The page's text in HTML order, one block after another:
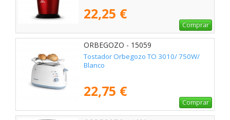
22,25 €
Comprar
ORBEGOZO - 15059
Tostador Orbegozo TO 3010/ 750W/
Blanco
22,75 €
Comprar